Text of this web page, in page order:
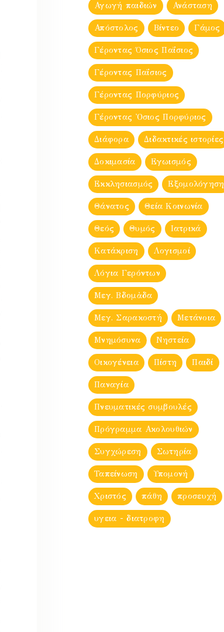
Αγωγή παιδιών Ανάσταση
Απόστολος Βίντεο Γάμος
Γέροντας Όσιος Παΐσιος
Γέροντας Παΐσιος
Γέροντας Πορφύριος
Γέροντας Ὀσιος Πορφύριος
Διάφορα Διδακτικές ιστορίες
Δοκιμασία Εγωισμός
Εκκλησιασμός Εξομολόγηση
Θάνατος Θεία Κοινωνία
Θεός Θυμός Ιατρικά
Κατάκριση Λογισμοί
Λόγια Γερόντων
Μεγ. Βδομἀδα
Μεγ. Σαρακοστή Μετάνοια
Μνημόσυνα Νηστεία
Οικογένεια Πίστη Παιδί
Παναγία
Πνευματικές συμβουλές
Πρόγραμμα Ακολουθιών
Συγχώρεση Σωτηρία
Ταπείνωση Υπομονή
Χριστός πάθη προσευχή
υγεια - διατροφη